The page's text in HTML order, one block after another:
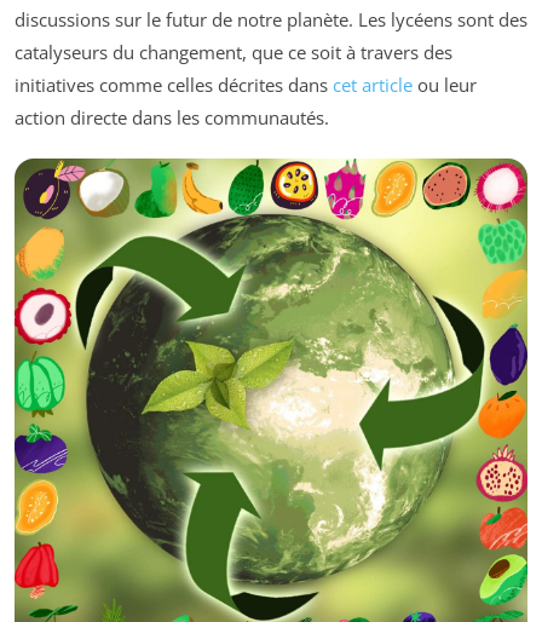
discussions sur le futur de notre planète. Les lycéens sont des
catalyseurs du changement, que ce soit à travers des
initiatives comme celles décrites dans cet article ou leur
action directe dans les communautés.